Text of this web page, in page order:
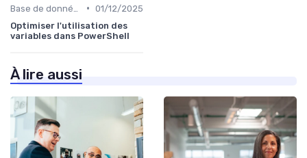
• 01/12/2025
Optimiser l'utilisation des
variables dans PowerShell
À lire aussi